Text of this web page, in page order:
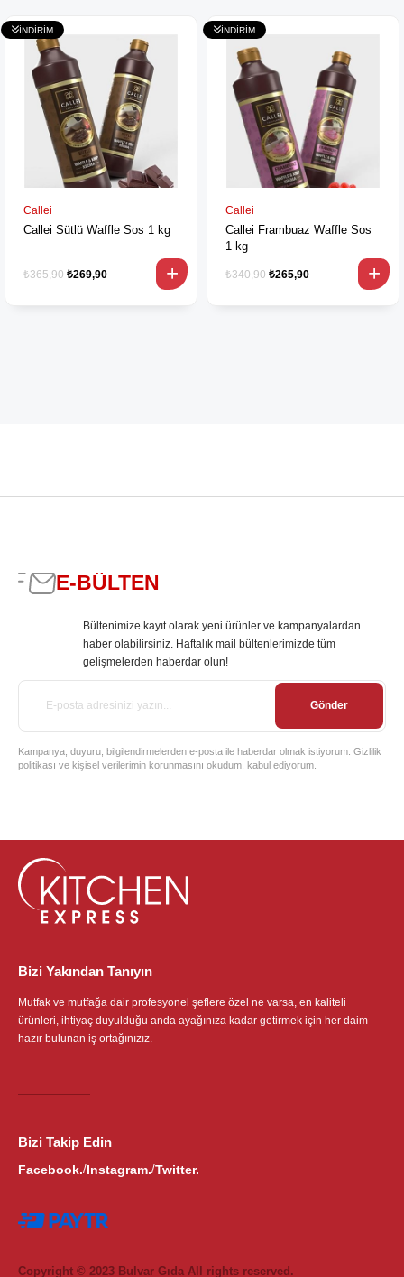
Callei
Callei Sütlü Waffle Sos 1 kg
₺269,90
₺365,90
Callei
Callei Frambuaz Waffle Sos
1 kg
₺265,90
₺340,90
E-BÜLTEN
Bültenimize kayıt olarak yeni ürünler ve kampanyalardan
haber olabilirsiniz. Haftalık mail bültenlerimizde tüm
gelişmelerden haberdar olun!
Gönder
Kampanya, duyuru, bilgilendirmelerden e-posta ile haberdar olmak istiyorum. Gizlilik
politikası ve kişisel verilerimin korunmasını okudum, kabul ediyorum.
Bizi Yakından Tanıyın
Mutfak ve mutfağa dair profesyonel şeflere özel ne varsa, en kaliteli
ürünleri, ihtiyaç duyulduğu anda ayağınıza kadar getirmek için her daim
hazır bulunan iş ortağınızız.
Bizi Takip Edin
Facebook./Instagram./Twitter.
Copyright © 2023 Bulvar Gıda All rights reserved.